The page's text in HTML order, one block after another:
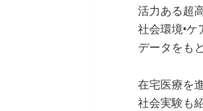
活力ある超
社会環境•
データをも
在宅医療を
社会実験も